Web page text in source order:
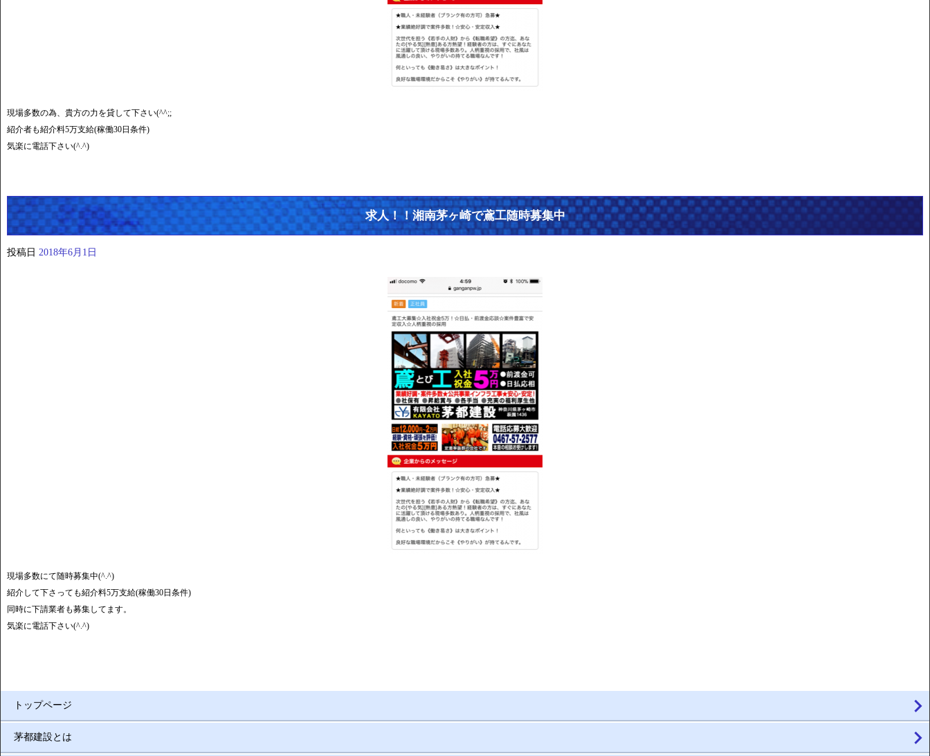
現場多数の為、貴方の力を貸して下さい(^^;;
紹介者も紹介料5万支給(稼働30日条件)
気楽に電話下さい(^.^)
求人！！湘南茅ヶ崎で鳶工随時募集中
投稿日 2018年6月1日
現場多数にて随時募集中(^.^)
紹介して下さっても紹介料5万支給(稼働30日条件)
同時に下請業者も募集してます。
気楽に電話下さい(^.^)
トップページ
茅都建設とは